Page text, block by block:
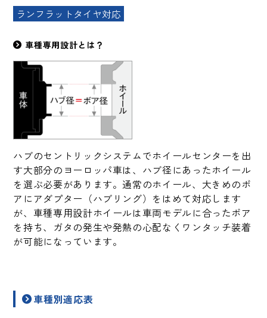
ランフラットタイヤ対応
車種専用設計とは？
ハブのセントリックシステムでホイールセンターを出
す大部分のヨーロッパ車は、ハブ径にあったホイール
を選ぶ必要があります。通常のホイール、大きめのボ
アにアダプター（ハブリング）をはめて対応します
が、車種専用設計ホイールは車両モデルに合ったボア
を持ち、ガタの発生や発熱の心配なくワンタッチ装着
が可能になっています。
車種別適応表